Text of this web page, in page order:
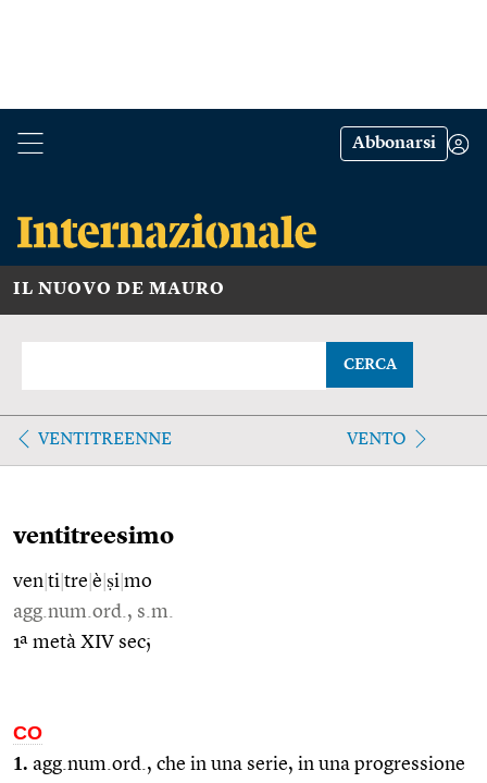
Abbonarsi
IL NUOVO DE MAURO
CERCA
VENTITREENNE VENTO
ventitreesimo
ven ti tre è ṣi mo
agg.num.ord., s.m.
1ª metà XIV sec;
CO
1. agg.num.ord., che in una serie, in una progressione